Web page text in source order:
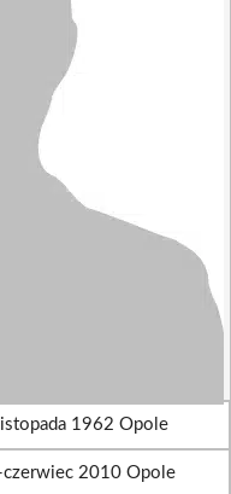
1962 Opole
czerwiec 2010 Opole